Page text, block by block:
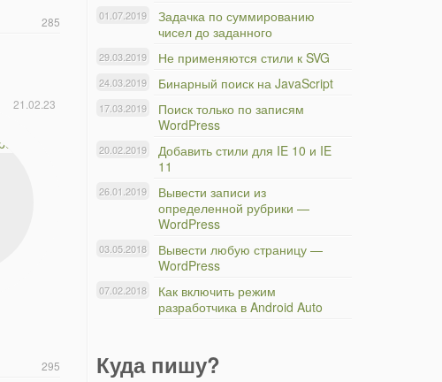
285
295
21.02.23
Задачка по суммированию
чисел до заданного
01.07.2019
Не применяются стили к SVG
29.03.2019
Бинарный поиск на JavaScript
24.03.2019
Поиск только по записям
WordPress
17.03.2019
Добавить стили для IE 10 и IE
11
20.02.2019
Вывести записи из
определенной рубрики —
WordPress
26.01.2019
Вывести любую страницу —
WordPress
03.05.2018
Как включить режим
разработчика в Android Auto
07.02.2018
Куда пишу?